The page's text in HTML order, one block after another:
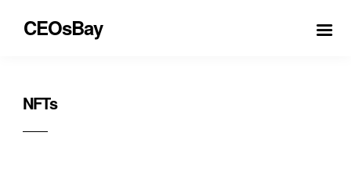
CEOsBay
NFTs